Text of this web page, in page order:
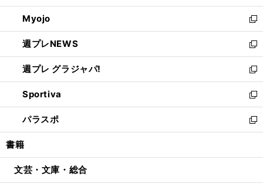
開
く
ウ
で
開
く
ン
ド
ウ
で
開
く
ウ
ィ
ン
ド
ウ
で
開
く
Myojo
新
し
い
ウ
ィ
ン
ド
ウ
で
開
週プレNEWS
新
し
い
ウ
ィ
ン
ド
ウ
開
週プレ グラジャパ!
新
し
い
ウ
ィ
ン
ウ
開
Sportiva
新
し
い
ウ
ン
ウ
パラスポ
新
し
ウ
ン
書籍
文芸・文庫・総合